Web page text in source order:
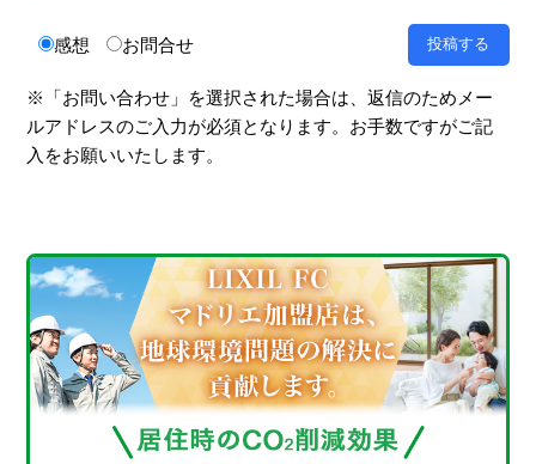
感想 お問合せ
※「お問い合わせ」を選択された場合は、返信のためメー
ルアドレスのご入力が必須となります。お手数ですがご記
入をお願いいたします。